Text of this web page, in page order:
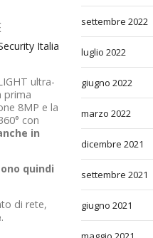
Italia
ultra-
prima
8MP e la
con
in
quindi
di rete,
.
settembre 2022
luglio 2022
giugno 2022
marzo 2022
dicembre 2021
settembre 2021
giugno 2021